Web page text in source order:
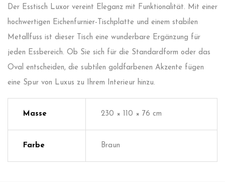
Der Esstisch Luxor vereint Eleganz mit Funktionalität. Mit einer
hochwertigen Eichenfurnier-Tischplatte und einem stabilen
Metallfuss ist dieser Tisch eine wunderbare Ergänzung für
jeden Essbereich. Ob Sie sich für die Standardform oder das
Oval entscheiden, die subtilen goldfarbenen Akzente fügen
eine Spur von Luxus zu Ihrem Interieur hinzu.
Masse 230 × 110 × 76 cm
Farbe Braun